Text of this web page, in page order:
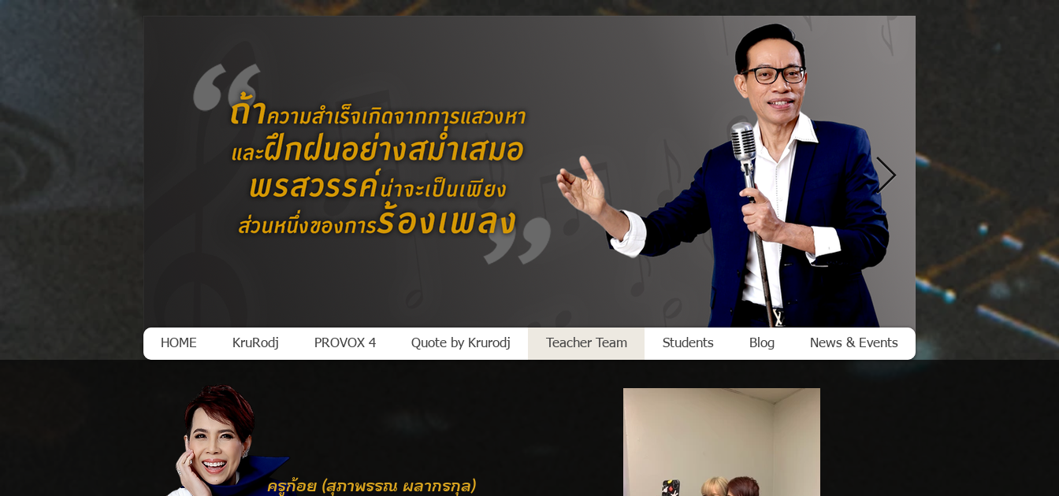
Click here
Click here
Click here
Click here
Click here
Click here
Click here
Click here
Click here
Click here
Click here
Click here
Click here
Click here
Click here
Click here
Click here
Click here
Click here
Click here
Click here
Click here
Click here
Click here
Click here
Click here
Click here
Click here
Click here
Click here
HOME KruRodj PROVOX 4 Quote by Krurodj Teacher Team Students Blog News & Events
ครูก้อย (สุภาพรรณ ผลากรกุล)